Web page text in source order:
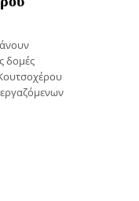
δομές
εργαζόμενων